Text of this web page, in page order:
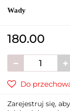
Wady
180.00
Do
Zarejestruj się,